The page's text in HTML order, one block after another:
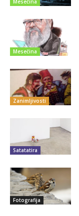
Mesečina
Mesečina
Zanimljivosti
Satatatira
Fotografija